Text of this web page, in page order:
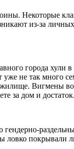
Некоторые
из-за
города хули
уже не так много
Вигмены
за дом и
ловко покрывали